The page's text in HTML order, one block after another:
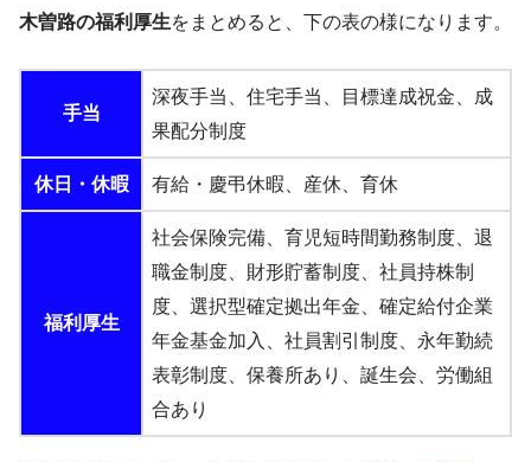
木曽路の福利厚生をまとめると、下の表の様になります。
手当
深夜手当、住宅手当、目標達成祝金、成
果配分制度
休日・休暇 有給・慶弔休暇、産休、育休
福利厚生
社会保険完備、育児短時間勤務制度、退
職金制度、財形貯蓄制度、社員持株制
度、選択型確定拠出年金、確定給付企業
年金基金加入、社員割引制度、永年勤続
表彰制度、保養所あり、誕生会、労働組
合あり